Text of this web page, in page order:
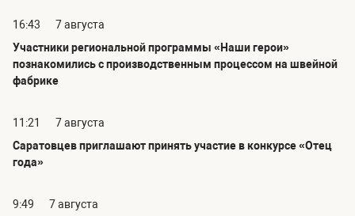
16:43
7 августа
Участники региональной программы «Наши герои»
познакомились с производственным процессом на швейной
фабрике
11:21
7 августа
Саратовцев приглашают принять участие в конкурсе «Отец
года»
9:49
7 августа